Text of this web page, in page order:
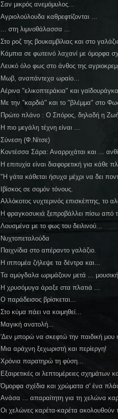
Σαν μικρός ανεμόμυλος...
Αγριολούλουδα καθρεφτίζονται ...
... στη λιμνοθάλασσα ...
Στο ροζ της βουκαμβίλιας και στο
Κάμπια σε φωτεινό λαχανί με όμορφα
Λευκό όλο φως στο άνθος της
Μωβ, αναπάντεχα ωραίο...
Αέρινα "ελικοπτεράκια" και
Με την "καρδιά" και το "βλέμμα" στο
Πρώτο πλάνο : Ο Σπόρος, δηλαδή η
Η πιο μεγάλη τέχνη είναι ...
Σύνεση (Φ.Νίτσε)
Κοντέσσα Σάρα: Αναρριχάται και ...
Η επιτυχία είναι διαφορετική για κάθε
"Η γάτα κάθεται ήσυχα μέχρι να δει
Ιβίσκος σε σομόν τόνους.
Αλλόκοτος νυχτερινός επισκέπτης, το
Η φραγκοσυκιά ξεπροβάλλει πίσω από
Λουσμένα με το φως του δειλινού...
Νυχτοπεταλούδα
Παιχνίδια στο απέραντο γαλάζιο.
Η ιππομέα ζήλεψε τα δέντρα και...
Τα αμύγδαλα ωριμάζουν μετά ...
Η χρυσόμυγα άραξε στα πλατιά ...
Ο παράδεισος βρίσκεται...
Στο κύμα πάει να κοιμηθεί...
Μαγική ανατολή...
'Δεν μπορώ να σκεφτώ την παιδική μου
Μια αράχνη ξεχωριστή και περίεργη!
Χρόνια παρατηρώ τη φύση...
Εξαιρετικές οι λεπτομέρειες σχημάτων
Όμορφα σχέδια και χρώματα σ' ένα
Ανάσα ... απαραίτητη για τη χελώνα
Οι χελώνες καρέτα-καρέτα ακολουθούν